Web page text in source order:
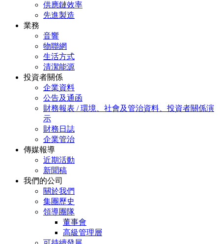
供應鏈效率
先進製造
業務
音響
物聯網
生活方式
清潔能源
投資者關係
企業資料
公告及通函
財務報表 / 環境、社會及管治資料、投資者關係演
示
財務日誌
企業管治
傳媒報導
近期活動
新聞稿
我們的公司
關於我們
集團歷史
領導團隊
董事會
高級管理層